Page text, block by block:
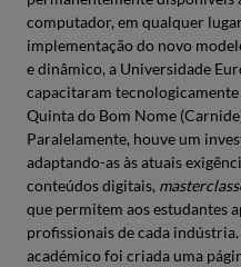
computador, em qualquer
implementação do novo
e dinâmico, a Universidade
capacitaram tecnologicamente
Quinta do Bom Nome
Paralelamente, houve um
adaptando-as às atuais
conteúdos digitais,
que permitem aos estudantes
profissionais de cada
académico foi criada uma